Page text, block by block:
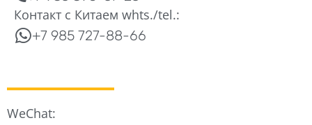
Контакт с Китаем whts./tel.:
+7 985 727-88-66
WeChat: